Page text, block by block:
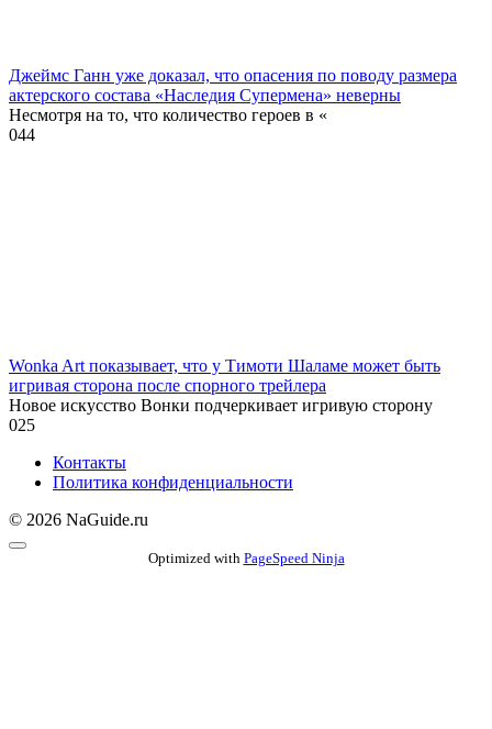
Джеймс Ганн уже доказал, что опасения по поводу размера
актерского состава «Наследия Супермена» неверны
Несмотря на то, что количество героев в «
044
Wonka Art показывает, что у Тимоти Шаламе может быть
игривая сторона после спорного трейлера
Новое искусство Вонки подчеркивает игривую сторону
025
Контакты
Политика конфиденциальности
© 2026 NaGuide.ru
Optimized with PageSpeed Ninja